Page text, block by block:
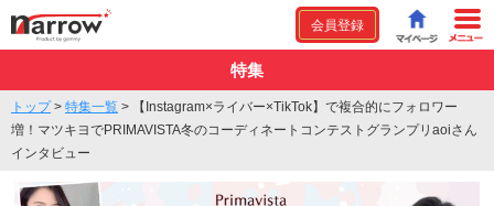
会員登録
特集
トップ> 特集一覧 >
【Instagram×ライバー×TikTok】で複合的にフォロワー
増！マツキヨでPRIMAVISTA冬のコーディネートコンテストグランプリaoiさん
インタビュー